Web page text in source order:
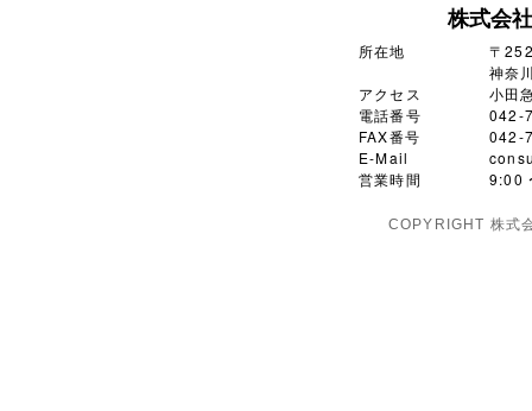
株式会
所在地
〒
神奈
アクセス
小田
電話番号
042-
FAX番号
042-
E-Mail
営業時間
9:00
COPYRIGHT 株式